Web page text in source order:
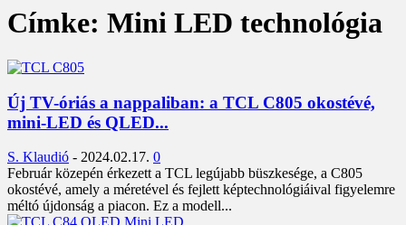
Címke: Mini LED technológia
Új TV-óriás a nappaliban: a TCL C805 okostévé,
mini-LED és QLED...
S. Klaudió - 2024.02.17. 0
Február közepén érkezett a TCL legújabb büszkesége, a C805
okostévé, amely a méretével és fejlett képtechnológiáival figyelemre
méltó újdonság a piacon. Ez a modell...